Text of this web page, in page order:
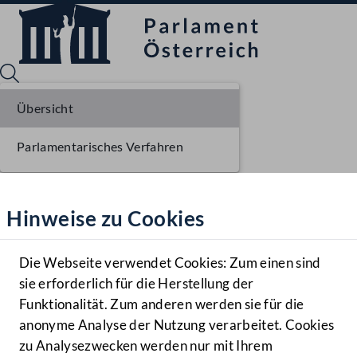
Hilfe
Benutzer
Navigationsmenü öffnen
MENÜ
Hinweise zu Cookies
Die Webseite verwendet Cookies: Zum einen sind
sie erforderlich für die Herstellung der
Funktionalität. Zum anderen werden sie für die
anonyme Analyse der Nutzung verarbeitet. Cookies
zu Analysezwecken werden nur mit Ihrem
Übersicht
Parlamentarisches Verfahren